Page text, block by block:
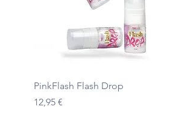
Ātrais skats
PinkFlash Flash Drop
Cena
12,95 €